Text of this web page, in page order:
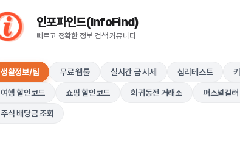
인포파인드(InfoFind)​​​​
빠르고 정확한 정보 검색 커뮤니티
생활정보/팁 무료 웹툴 실시간 금 시세 심리테스트
여행 할인코드 쇼핑 할인코드 희귀동전 거래소 퍼스널컬러
주식 배당금 조회